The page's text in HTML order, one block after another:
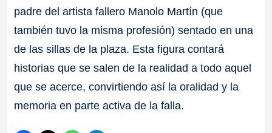
padre del artista fallero Manolo Martín (que
también tuvo la misma profesión) sentado en una
de las sillas de la plaza. Esta figura contará
historias que se salen de la realidad a todo aquel
que se acerce, convirtiendo así la oralidad y la
memoria en parte activa de la falla.